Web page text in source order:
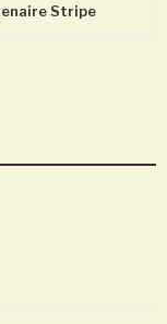
Stripe